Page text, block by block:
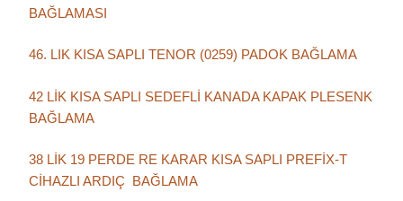
BAĞLAMASI
46. LIK KISA SAPLI TENOR (0259) PADOK BAĞLAMA
42 LİK KISA SAPLI SEDEFLİ KANADA KAPAK PLESENK
BAĞLAMA
38 LİK 19 PERDE RE KARAR KISA SAPLI PREFİX-T
CİHAZLI ARDIÇ BAĞLAMA